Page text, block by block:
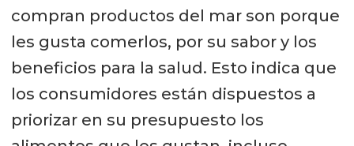
compran productos del mar son porque
les gusta comerlos, por su sabor y los
beneficios para la salud. Esto indica que
los consumidores están dispuestos a
priorizar en su presupuesto los